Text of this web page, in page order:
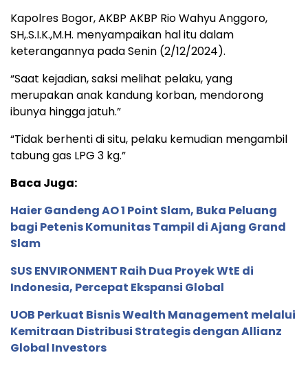
Kapolres Bogor, AKBP AKBP Rio Wahyu Anggoro,
SH,.S.I.K.,M.H. menyampaikan hal itu dalam
keterangannya pada Senin (2/12/2024).
“Saat kejadian, saksi melihat pelaku, yang
merupakan anak kandung korban, mendorong
ibunya hingga jatuh.”
“Tidak berhenti di situ, pelaku kemudian mengambil
tabung gas LPG 3 kg.”
Baca Juga:
Haier Gandeng AO 1 Point Slam, Buka Peluang
bagi Petenis Komunitas Tampil di Ajang Grand
Slam
SUS ENVIRONMENT Raih Dua Proyek WtE di
Indonesia, Percepat Ekspansi Global
UOB Perkuat Bisnis Wealth Management melalui
Kemitraan Distribusi Strategis dengan Allianz
Global Investors